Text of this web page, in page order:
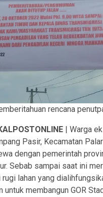
rencana
| Warga
Pasir, Kecamatan
dengan pemerintah
Sebab sampai saat ini
lahan yang
untuk membangun GOR